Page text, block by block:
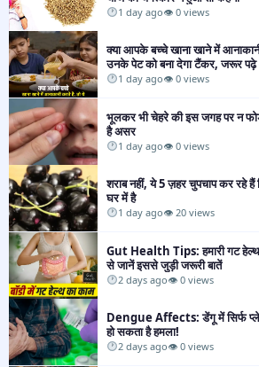
1 day ago👁 0 views
क्या आपके बच्चे खाना खाने में
उनके पेट को बना देगा टैंकर, जरूर
1 day ago👁 0 views
भूलकर भी चेहरे की इस जगह पर न फोड़ें
है असर
1 day ago👁 0 views
शराब नहीं, ये 5 ज़हर चुपचाप कर रहे हैं
घर में है
1 day ago👁 20 views
Gut Health Tips: हमारी गट
से जानें इससे जुड़ी जरूरी बातें​
2 days ago👁 0 views
Dengue Affects: डेंगू में सिर्फ
हो सकता है हमला!​
2 days ago👁 0 views